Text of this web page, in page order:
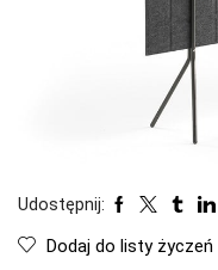
Udostępnij:
Dodaj do listy życzeń